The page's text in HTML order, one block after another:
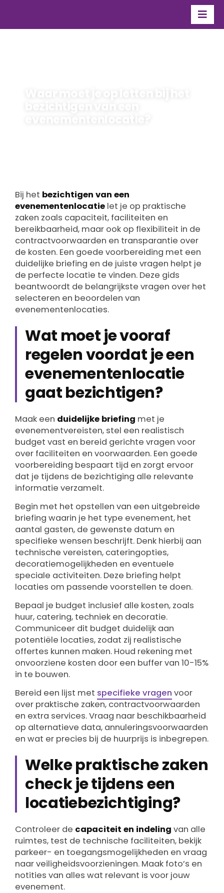
inhoud
Waar moet je op letten bij het
bezichtigen van een
evenementenlocatie?
Bij het bezichtigen van een
evenementenlocatie let je op praktische
zaken zoals capaciteit, faciliteiten en
bereikbaarheid, maar ook op flexibiliteit in de
contractvoorwaarden en transparantie over
de kosten. Een goede voorbereiding met een
duidelijke briefing en de juiste vragen helpt je
de perfecte locatie te vinden. Deze gids
beantwoordt de belangrijkste vragen over het
selecteren en beoordelen van
evenementenlocaties.
Wat moet je vooraf
regelen voordat je een
evenementenlocatie
gaat bezichtigen?
Maak een duidelijke briefing met je
evenementvereisten, stel een realistisch
budget vast en bereid gerichte vragen voor
over faciliteiten en voorwaarden. Een goede
voorbereiding bespaart tijd en zorgt ervoor
dat je tijdens de bezichtiging alle relevante
informatie verzamelt.
Begin met het opstellen van een uitgebreide
briefing waarin je het type evenement, het
aantal gasten, de gewenste datum en
specifieke wensen beschrijft. Denk hierbij aan
technische vereisten, cateringopties,
decoratiemogelijkheden en eventuele
speciale activiteiten. Deze briefing helpt
locaties om passende voorstellen te doen.
Bepaal je budget inclusief alle kosten, zoals
huur, catering, techniek en decoratie.
Communiceer dit budget duidelijk aan
potentiële locaties, zodat zij realistische
offertes kunnen maken. Houd rekening met
onvoorziene kosten door een buffer van 10-15%
in te bouwen.
Bereid een lijst met specifieke vragen voor
over praktische zaken, contractvoorwaarden
en extra services. Vraag naar beschikbaarheid
op alternatieve data, annuleringsvoorwaarden
en wat er precies bij de huurprijs is inbegrepen.
Welke praktische zaken
check je tijdens een
locatiebezichtiging?
Controleer de capaciteit en indeling van alle
ruimtes, test de technische faciliteiten, bekijk
parkeer- en toegangsmogelijkheden en vraag
naar veiligheidsvoorzieningen. Maak foto’s en
notities van alles wat relevant is voor jouw
evenement.